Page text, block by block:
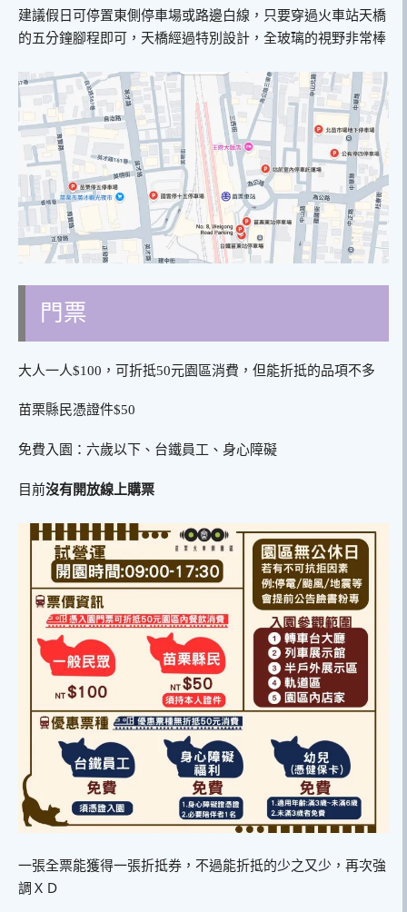
建議假日可停置東側停車場或路邊白線，只要穿過火車站天橋
的五分鐘腳程即可，天橋經過特別設計，全玻璃的視野非常棒
門票
大人一人$100，可折抵50元園區消費，但能折抵的品項不多
苗栗縣民憑證件$50
免費入園：六歲以下、台鐵員工、身心障礙
目前沒有開放線上購票
一張全票能獲得一張折抵券，不過能折抵的少之又少，再次強
調ＸＤ